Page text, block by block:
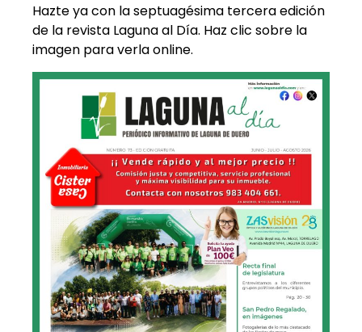
Hazte ya con la septuagésima tercera edición
de la revista Laguna al Día. Haz clic sobre la
imagen para verla online.